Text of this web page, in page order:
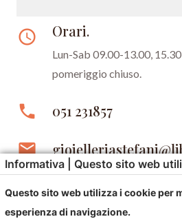
access_time Orari.
Lun-Sab 09.00-13.00,
pomeriggio chiuso.
phone 051 231857
email
Informativa | Questo sito web
Questo sito web utilizza i cookie per
esperienza di navigazione.